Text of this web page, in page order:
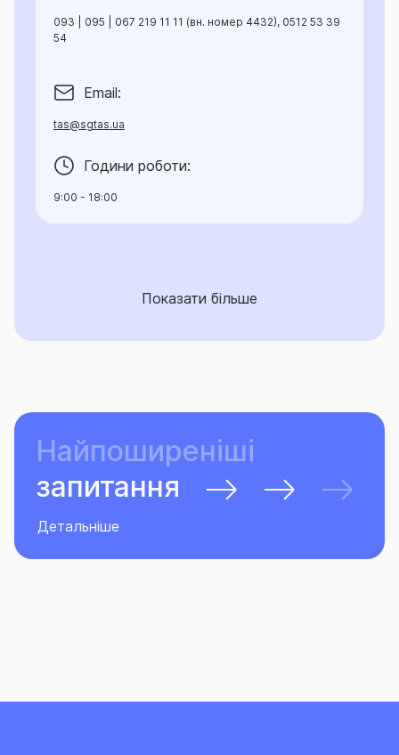
093 | 095 | 067 219 11 11 (вн. номер 4432), 0512 53 39
54
Email:
tas@sgtas.ua
Години роботи:
9:00 - 18:00
Показати більше
Найпоширеніші
запитання
Детальніше